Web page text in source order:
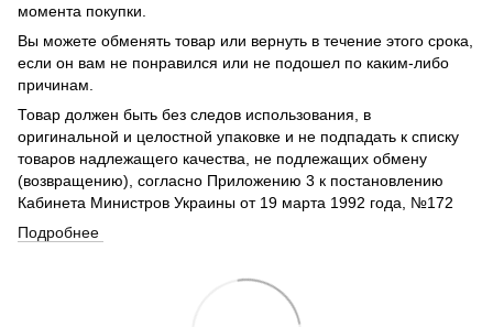
момента покупки.
Вы можете обменять товар или вернуть в течение этого срока,
если он вам не понравился или не подошел по каким-либо
причинам.
Товар должен быть без следов использования, в
оригинальной и целостной упаковке и не подпадать к списку
товаров надлежащего качества, не подлежащих обмену
(возвращению), согласно Приложению 3 к постановлению
Кабинета Министров Украины от 19 марта 1992 года, №172
Подробнее